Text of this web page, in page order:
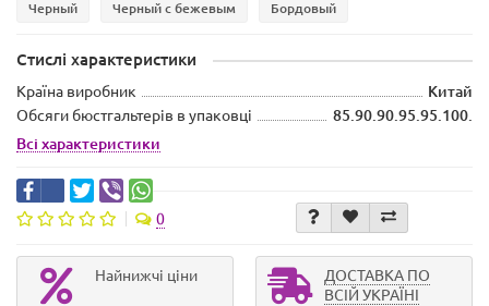
Черный Черный с бежевым Бордовый
Стислі характеристики
Країна виробник
Китай
Обсяги бюстгальтерів в упаковці
85.90.90.95.95.100.
Всі характеристики
0
Найнижчі ціни
ДОСТАВКА ПО
ВСІЙ УКРАЇНІ